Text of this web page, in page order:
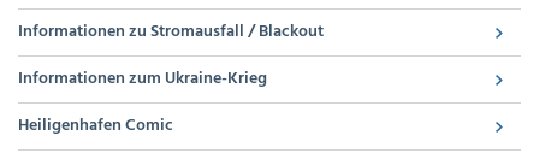
Informationen zu Stromausfall / Blackout
Informationen zum Ukraine-Krieg
Heiligenhafen Comic